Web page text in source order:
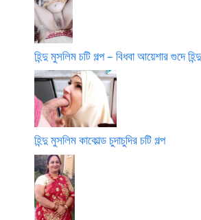
হিন্দু মুসলিম চটি গল্প – বিধবা আয়েশার গুদে
হিন্দু মুসলিম কাকোল্ড চুদাচুদির চটি গল্প